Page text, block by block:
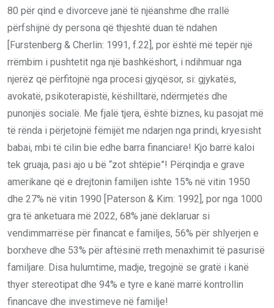
80 për qind e divorceve janë të njëanshme dhe rrallë
përfshijnë dy persona që thjeshtë duan të ndahen
[Furstenberg & Cherlin: 1991, f.22], por është më tepër një
rrëmbim i pushtetit nga një bashkëshort, i ndihmuar nga
njerëz që përfitojnë nga procesi gjyqësor, si: gjykatës,
avokatë, psikoterapistë, këshilltarë, ndërmjetës dhe
punonjës socialë. Me fjalë tjera, është biznes, ku pasojat më
të rënda i përjetojnë fëmijët me ndarjen nga prindi, kryesisht
babai, mbi të cilin bie edhe barra financiare! Kjo barrë kaloi
tek gruaja, pasi ajo u bë “zot shtëpie”! Përqindja e grave
amerikane që e drejtonin familjen ishte 15% në vitin 1950
dhe 27% në vitin 1990 [Paterson & Kim: 1992], por nga 1000
gra të anketuara më 2022, 68% janë deklaruar si
vendimmarrëse për financat e familjes, 56% për shlyerjen e
borxheve dhe 53% për aftësinë rreth menaxhimit të pasurisë
familjare. Disa hulumtime, madje, tregojnë se gratë i kanë
thyer stereotipat dhe 94% e tyre e kanë marrë kontrollin
financave dhe investimeve në familje!